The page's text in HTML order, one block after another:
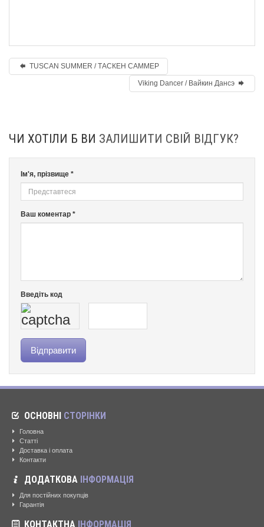
TUSCAN SUMMER / ТАСКЕН САММЕР
Viking Dancer / Вайкин Дансэ
ЧИ ХОТІЛИ Б ВИ ЗАЛИШИТИ СВІЙ ВІДГУК?
Ім'я, прізвище *
Ваш коментар *
Введіть код
ОСНОВНІ СТОРІНКИ
Головна
Статті
Доставка і оплата
Контакти
ДОДАТКОВА ІНФОРМАЦІЯ
Для постійних покупців
Гарантія
КОНТАКТНА ІНФОРМАЦІЯ